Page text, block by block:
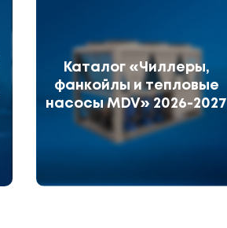
Каталог «Чиллеры,
фанкойлы и тепловые
насосы MDV» 2026-2027